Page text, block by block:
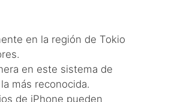
en la región de Tokio
en este sistema de
más reconocida.
de iPhone pueden